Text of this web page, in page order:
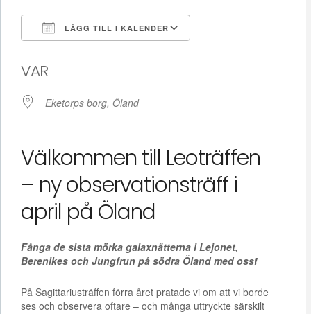
LÄGG TILL I KALENDER
VAR
Eketorps borg, Öland
Välkommen till Leoträffen
– ny observationsträff i
april på Öland
Fånga de sista mörka galaxnätterna i Lejonet,
Berenikes och Jungfrun på södra Öland med oss!
På Sagittariusträffen förra året pratade vi om att vi borde
ses och observera oftare – och många uttryckte särskilt